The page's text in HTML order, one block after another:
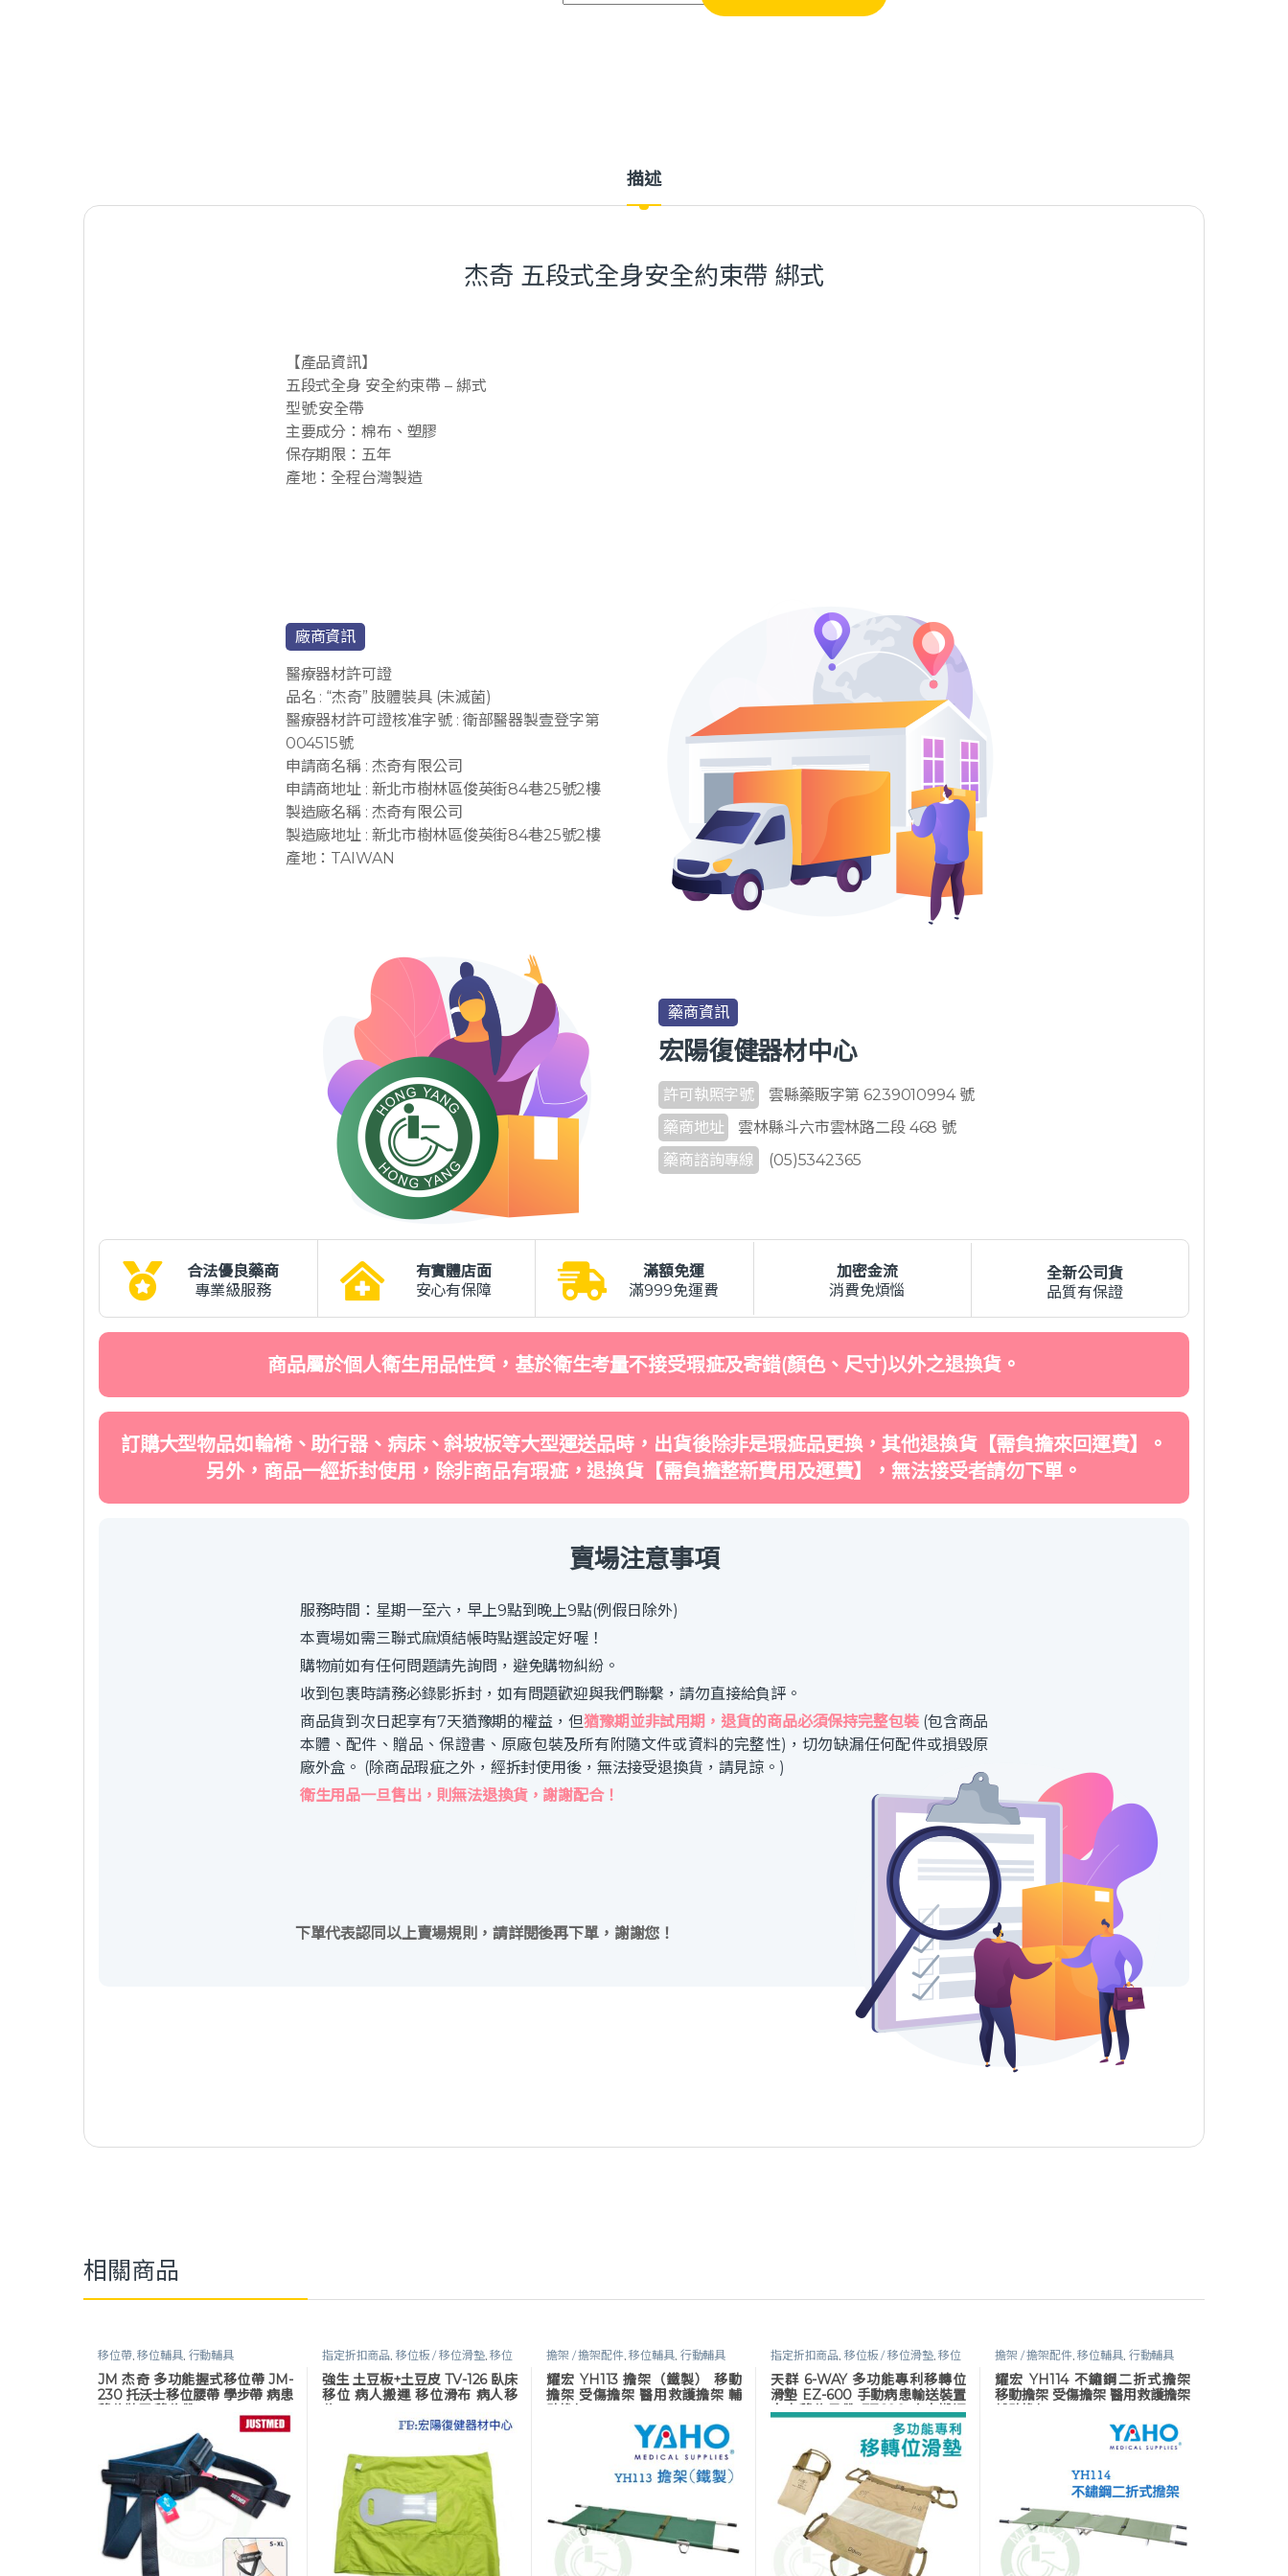
描述
杰奇 五段式全身安全約束帶 綁式
【產品資訊】
五段式全身 安全約束帶 – 綁式
型號:安全帶
主要成分：棉布、塑膠
保存期限：五年
產地：全程台灣製造
廠商資訊
醫療器材許可證
品名 : “杰奇” 肢體裝具 (未滅菌)
醫療器材許可證核准字號 : 衛部醫器製壹登字第
004515號
申請商名稱 : 杰奇有限公司
申請商地址 : 新北市樹林區俊英街84巷25號2樓
製造廠名稱 : 杰奇有限公司
製造廠地址 : 新北市樹林區俊英街84巷25號2樓
產地：TAIWAN
藥商資訊
宏陽復健器材中心
許可執照字號
雲縣藥販字第 6239010994 號
藥商地址
雲林縣斗六市雲林路二段 468 號
藥商諮詢專線
(05)5342365
合法優良藥商
專業級服務
有實體店面
安心有保障
滿額免運
滿999免運費
加密金流
消費免煩惱
全新公司貨
品質有保證
商品屬於個人衛生用品性質，基於衛生考量不接受瑕疵及寄錯(顏色、尺寸)以外之退換貨。
訂購大型物品如輪椅、助行器、病床、斜坡板等大型運送品時，出貨後除非是瑕疵品更換，其他退換貨【需負擔來回運費】。
另外，商品一經拆封使用，除非商品有瑕疵，退換貨【需負擔整新費用及運費】，無法接受者請勿下單。
賣場注意事項
服務時間：星期一至六，早上9點到晚上9點(例假日除外)
本賣場如需三聯式麻煩結帳時點選設定好喔！
購物前如有任何問題請先詢問，避免購物糾紛。
收到包裹時請務必錄影拆封，如有問題歡迎與我們聯繫，請勿直接給負評。
商品貨到次日起享有7天猶豫期的權益，但猶豫期並非試用期，退貨的商品必須保持完整包裝(包含商品
本體、配件、贈品、保證書、原廠包裝及所有附隨文件或資料的完整性)，切勿缺漏任何配件或損毀原
廠外盒。 (除商品瑕疵之外，經拆封使用後，無法接受退換貨，請見諒。)
衛生用品一旦售出，則無法退換貨，謝謝配合！
下單代表認同以上賣場規則，請詳閱後再下單，謝謝您！
相關商品
移位帶,移位輔具, 行動輔具
JM 杰奇 多功能握式移位帶 JM-
230 托沃士移位腰帶 學步帶 病患
指定折扣商品, 移位板 / 移位滑墊,移位
輔具, 行動輔具
強生 土豆板+土豆皮 TV-126 臥床
移位 病人搬運 移位滑布 病人移
擔架 / 擔架配件,移位輔具, 行動輔具
耀宏 YH113 擔架（鐵製） 移動
擔架 受傷擔架 醫用救護擔架 輔
指定折扣商品, 移位板 / 移位滑墊,移位
輔具, 移位輔具 , 行動輔具,長照專區
天群 6-WAY 多功能專利移轉位
滑墊 EZ-600 手動病患輸送裝置
人力移位吊帶 EZ600 病人搬運
擔架 / 擔架配件,移位輔具, 行動輔具
耀宏 YH114 不鏽鋼二折式擔架
移動擔架 受傷擔架 醫用救護擔架